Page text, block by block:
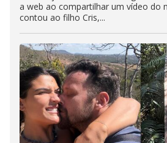
a web ao compartilhar um vídeo do
contou ao filho Cris,...